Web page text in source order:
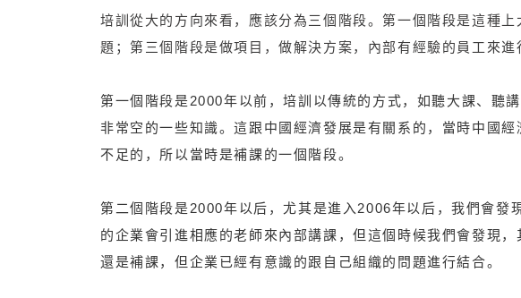
培訓從大的方向來看，應該分為三個階段。第一個階段是這種
題；第三個階段是做項目，做解決方案，內部有經驗的員工來
第一個階段是2000年以前，培訓以傳統的方式，如聽大課、聽
非常空的一些知識。這跟中國經濟發展是有關系的，當時中國
不足的，所以當時是補課的一個階段。
第二個階段是2000年以后，尤其是進入2006年以后，我們會
的企業會引進相應的老師來內部講課，但這個時候我們會發現
還是補課，但企業已經有意識的跟自己組織的問題進行結合。